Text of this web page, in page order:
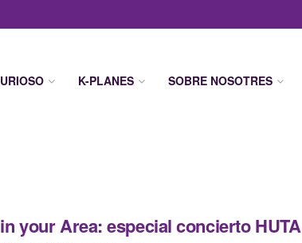
K-PLANES SOBRE NOSOTRES
your Area: especial concierto HUTA